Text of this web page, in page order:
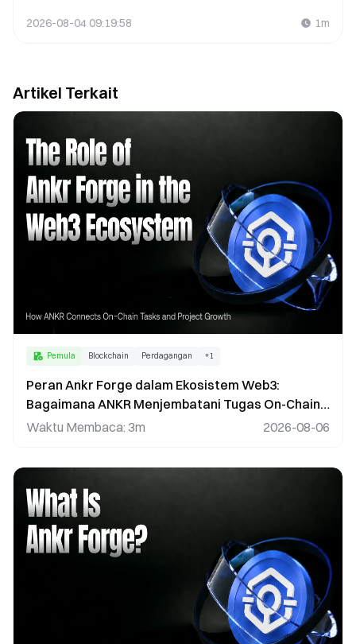
2 Agustus 2026)
2026-08-04 09:19:58 1m
Artikel Terkait
Pemula Blockchain Perdagangan +1
Peran Ankr Forge dalam Ekosistem Web3:
Bagaimana ANKR Menjembatani Tugas On-Chain
dan Pertumbuhan Proyek
Waktu Membaca: 3m 2026-08-06